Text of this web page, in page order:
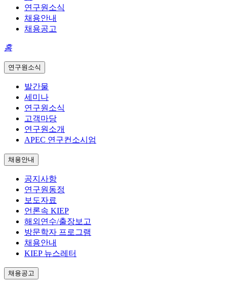
연구원소식
채용안내
채용공고
홈
연구원소식
발간물
세미나
연구원소식
고객마당
연구원소개
APEC 연구컨소시엄
채용안내
공지사항
연구원동정
보도자료
언론속 KIEP
해외연수/출장보고
방문학자 프로그램
채용안내
KIEP 뉴스레터
채용공고